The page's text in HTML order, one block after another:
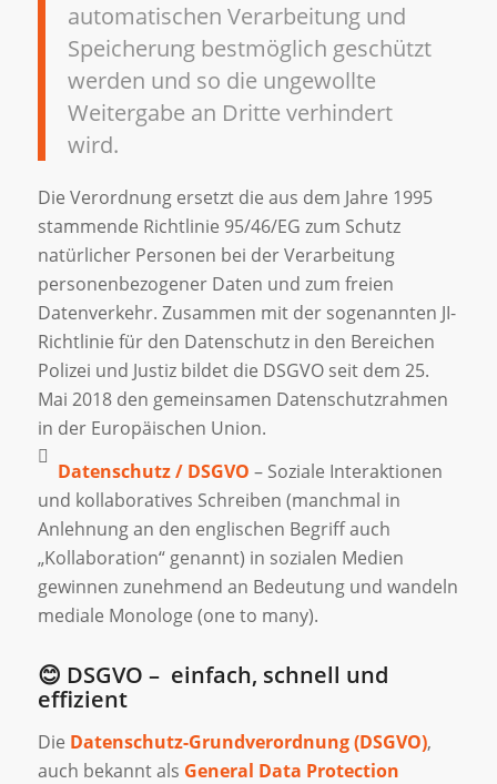
automatischen Verarbeitung und
Speicherung bestmöglich geschützt
werden und so die ungewollte
Weitergabe an Dritte verhindert
wird.
Die Verordnung ersetzt die aus dem Jahre 1995
stammende Richtlinie 95/46/EG zum Schutz
natürlicher Personen bei der Verarbeitung
personenbezogener Daten und zum freien
Datenverkehr. Zusammen mit der sogenannten JI-
Richtlinie für den Datenschutz in den Bereichen
Polizei und Justiz bildet die DSGVO seit dem 25.
Mai 2018 den gemeinsamen Datenschutzrahmen
in der Europäischen Union.
Datenschutz / DSGVO – Soziale Interaktionen
und kollaboratives Schreiben (manchmal in
Anlehnung an den englischen Begriff auch
„Kollaboration“ genannt) in sozialen Medien
gewinnen zunehmend an Bedeutung und wandeln
mediale Monologe (one to many).
😊 DSGVO – einfach, schnell und
effizient
Die Datenschutz-Grundverordnung (DSGVO),
auch bekannt als General Data Protection